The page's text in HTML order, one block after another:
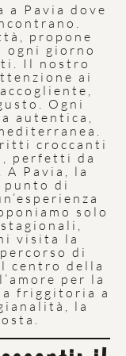
Pavia dove
propone
giorno
Il nostro
ai
Ogni
autentica,
croccanti
perfetti da
A Pavia, la
di
solo
visita la
di
centro della
per la
friggitoria a
la